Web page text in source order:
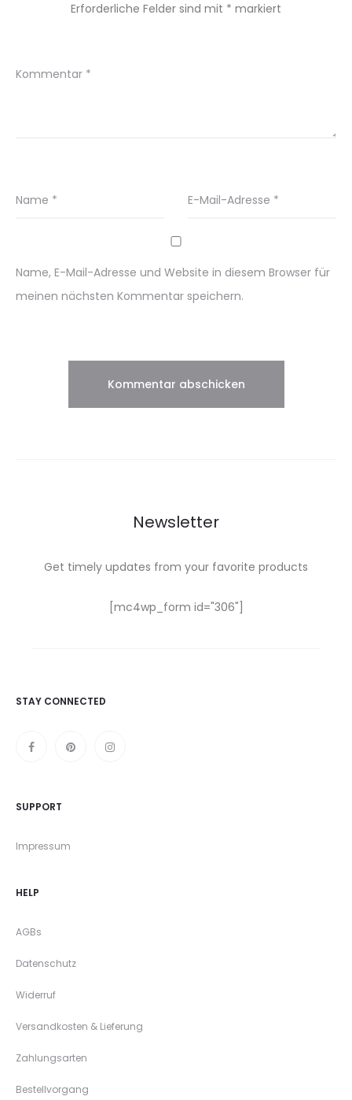
Erforderliche Felder sind mit * markiert
Kommentar *
Name * E-Mail-Adresse *
Name, E-Mail-Adresse und Website in diesem Browser für
meinen nächsten Kommentar speichern.
Newsletter
Get timely updates from your favorite products
[mc4wp_form id="306"]
STAY CONNECTED
SUPPORT
Impressum
HELP
AGBs
Datenschutz
Widerruf
Versandkosten & Lieferung
Zahlungsarten
Bestellvorgang